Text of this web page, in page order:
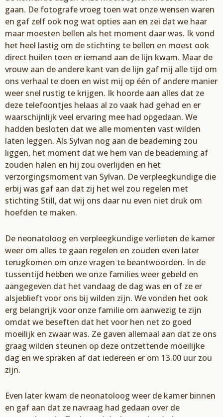
gaan. De fotografe vroeg toen wat onze wensen waren
en gaf zelf ook nog wat opties aan en zei dat we haar
maar moesten bellen als het moment daarwas. Ik vond
het heel lastig om de stichting te bellen en moest ook
direct huilen toen er iemand aan de lijn kwam. Maar de
vrouw aan de andere kant van de lijn gaf mij alle tijd om
ons verhaal te doen en wist mij op één of andere manier
weer snel rustig te krijgen. Ik hoorde aan alles dat ze
deze telefoontjes helaas al zo vaak had gehad en er
waarschijnlijkveel ervaring mee had opgedaan. We
hadden besloten dat we alle momenten vast wilden
laten leggen. Als Sylvan nog aan de beademing zou
liggen, het moment dat we hem van de beademing af
zouden halen en hij zou overlijden en het
verzorgingsmoment van Sylvan. De verpleegkundige die
erbij was gaf aan dat zij het wel zou regelen met
stichting Still, dat wij ons daar nu even niet druk om
hoefden te maken.
De neonatoloog en verpleegkundige verlieten de kamer
weer om alles te gaan regelen en zouden even later
terugkomen om onze vragen te beantwoorden. In de
tussentijd hebben we onze families weer gebeld en
aangegeven dat het vandaag de dag was en of ze er
alsjeblieft voor ons bij wilden zijn. We vonden het ook
erg belangrijk voor onze familie om aanwezig te zijn
omdat we beseften dat het voor hen net zo goed
moeilijk en zwaar was. Ze gaven allemaal aan dat ze ons
graag wilden steunen op deze ontzettende moeilijke
dag en we spraken af dat iedereen er om 13.00 uur zou
zijn.
Even later kwam de neonatoloog weer de kamer binnen
en gaf aan dat ze navraag had gedaan over de